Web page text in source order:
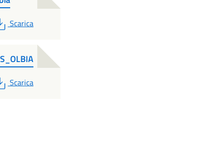
PDF
Scarica
PDF
Scarica